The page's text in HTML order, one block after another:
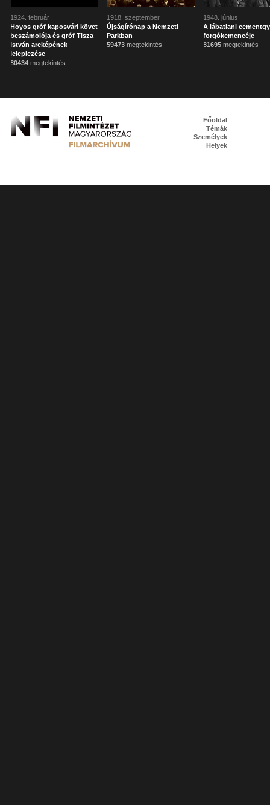
1924. február
Hoyos gróf kaposvári követ
beszámolója és gróf Tisza
István arcképének
leleplezése
80434 megtekintés
1918. szeptember
Újságírónap a Nemzeti
Parkban
59473 megtekintés
1948. június
A lábatlani
forgókemencéje
81695 megtekintés
Főoldal
Témák
Személyek
Helyek